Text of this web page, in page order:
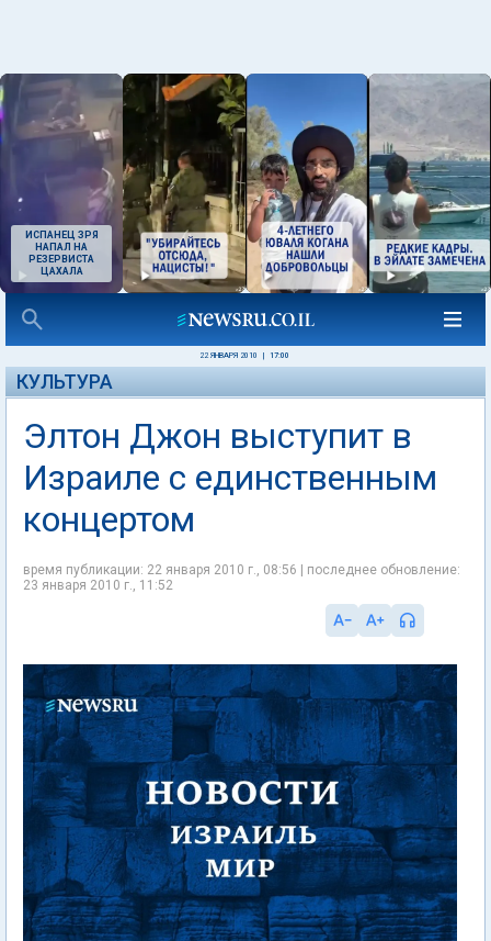
ИСПАНЕЦ ЗРЯ
НАПАЛ НА
РЕЗЕРВИСТА
ЦАХАЛА
22 ЯНВАРЯ 2010 17:00
КУЛЬТУРА
Элтон Джон выступит в
Израиле с единственным
концертом
время публикации: 22 января 2010 г., 08:56 | последнее обновление:
23 января 2010 г., 11:52